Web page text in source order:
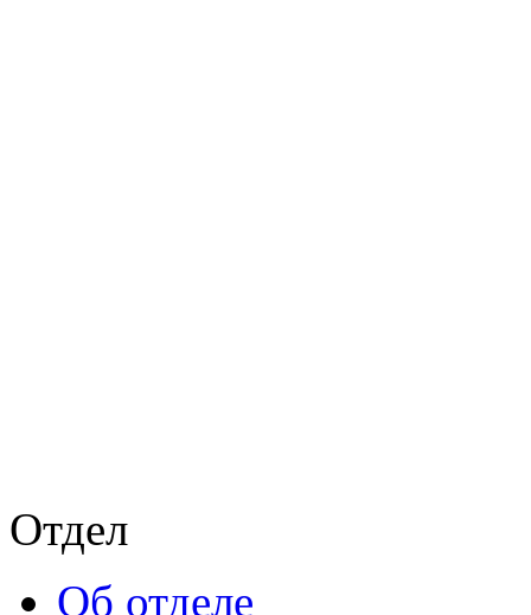
Отдел
Об отделе